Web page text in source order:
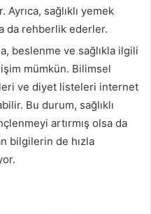
sağlıklı yemek
da rehberlik ederler.
beslenme ve sağlıkla ilgili
mümkün. Bilimsel
ve diyet listeleri internet
Bu durum, sağlıklı
artırmış olsa da
bilgilerin de hızla